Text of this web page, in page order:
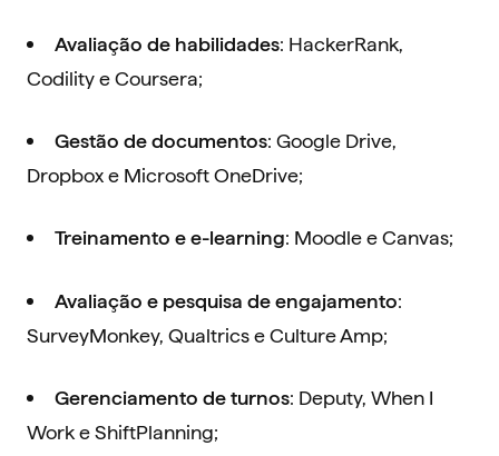
Avaliação de habilidades: HackerRank,
Codility e Coursera;
Gestão de documentos: Google Drive,
Dropbox e Microsoft OneDrive;
Treinamento e e-learning: Moodle e Canvas;
Avaliação e pesquisa de engajamento:
SurveyMonkey, Qualtrics e Culture Amp;
Gerenciamento de turnos: Deputy, When I
Work e ShiftPlanning;